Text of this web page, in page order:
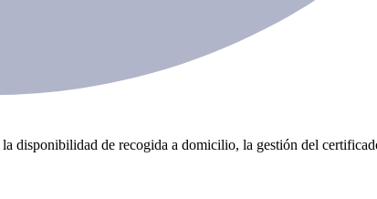
disponibilidad de recogida a domicilio, la gestión del